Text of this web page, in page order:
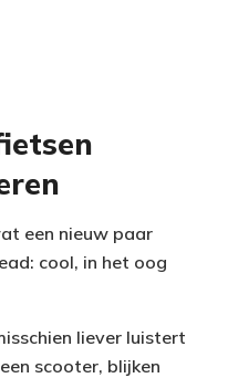
een nieuw paar
cool, in het oog
liever luistert
scooter, blijken